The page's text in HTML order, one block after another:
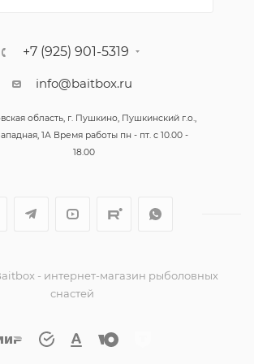
+7 (925) 901-5319
info@baitbox.ru
область, г. Пушкино, Пушкинский г.о.,
1А Время работы пн - пт. с 10.00 -
18.00
- интернет-магазин рыболовных
снастей